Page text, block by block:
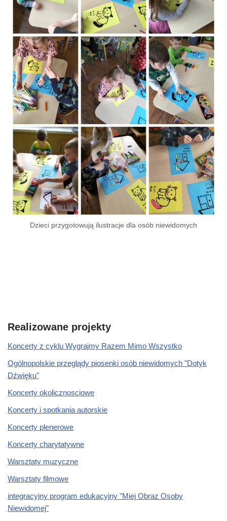
Dzieci przygotowują ilustracje dla osób niewidomych
Realizowane projekty
Koncerty z cyklu Wygrajmy Razem Mimo Wszystko
Ogólnopolskie przeglądy piosenki osób niewidomych "Dotyk
Dźwięku"
Koncerty okolicznosciowe
Koncerty i spotkania autorskie
Koncerty plenerowe
Koncerty charytatywne
Warsztaty muzyczne
Warsztaty filmowe
integracyjny program edukacyjny "Miej Obraz Osoby
Niewidomej"